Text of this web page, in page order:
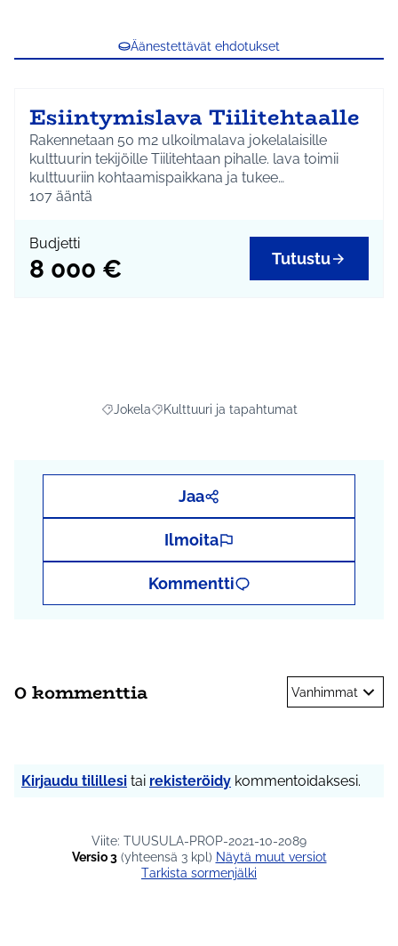
Äänestettävät ehdotukset
Esiintymislava Tiilitehtaalle
Rakennetaan 50 m2 ulkoilmalava jokelalaisille
kulttuurin tekijöille Tiilitehtaan pihalle. lava toimii
kulttuuriin kohtaamispaikkana ja tukee
ruohonjuuritason asukastoimintaa ja
107 ääntä
Budjetti
8 000 € Tutustu
Rajaa tulokset aihepiirin mukaan: Jokela
JokelaRajaa tulokset teeman mukaan: Kulttuuri
Kulttuuri ja tapahtumat
Jaa
Ilmoita
Kommentti
0 kommenttia Vanhimmat
Kirjaudu tilillesi tai rekisteröidy kommentoidaksesi.
Viite: TUUSULA-PROP-2021-10-2089
Versio 3(yhteensä 3 kpl)
näytä muut versiot
Tarkista sormenjälki